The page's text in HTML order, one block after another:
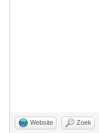
Website Zoek